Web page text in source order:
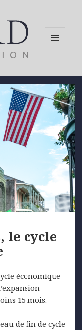
le cycle
économique
15 mois.
de fin de cycle